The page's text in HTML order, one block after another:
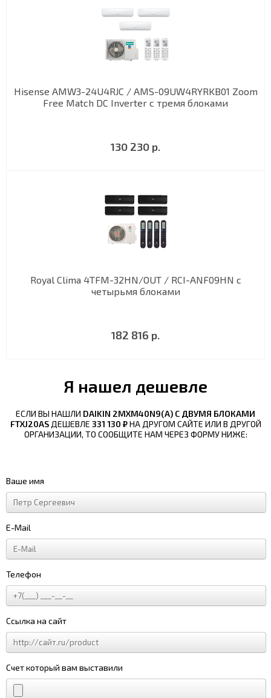
Hisense AMW3-24U4RJC / AMS-09UW4RYRKB01 Zoom
Free Match DC Inverter с тремя блоками
130 230 р.
Royal Clima 4TFM-32HN/OUT / RCI-ANF09HN с
четырьмя блоками
182 816 р.
Я нашел дешевле
ЕСЛИ ВЫ НАШЛИ DAIKIN 2MXM40N9(A) С ДВУМЯ БЛОКАМИ
FTXJ20ASДЕШЕВЛЕ 331 130 ₽НА ДРУГОМ САЙТЕ ИЛИ В ДРУГОЙ
ОРГАНИЗАЦИИ, ТО СООБЩИТЕ НАМ ЧЕРЕЗ ФОРМУ НИЖЕ:
Ваше имя
E-Mail
Телефон
Ссылка на сайт
Счет который вам выставили